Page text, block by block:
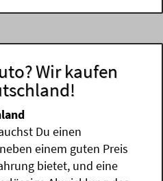
Wir kaufen
Du einen
einem guten Preis
bietet, und eine